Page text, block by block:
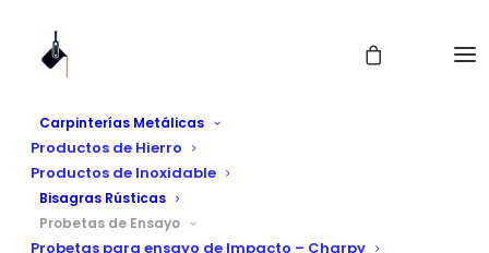
Carpinterías Metálicas
Productos de Hierro
Productos de Inoxidable
Bisagras Rústicas
Probetas de Ensayo
Probetas para ensayo de Impacto – Charpy